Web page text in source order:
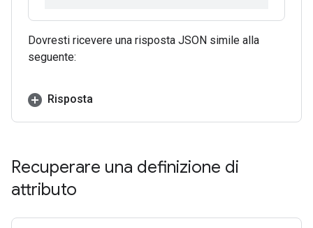
Dovresti ricevere una risposta JSON simile alla
seguente:
Risposta
Recuperare una definizione di
attributo